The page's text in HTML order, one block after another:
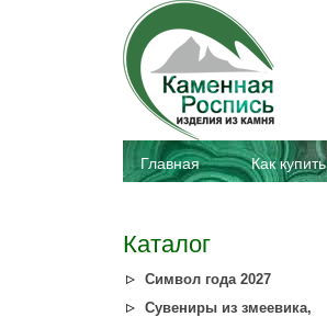
Главная Как купить
Каталог
Символ года 2027
Сувениры из змеевика,